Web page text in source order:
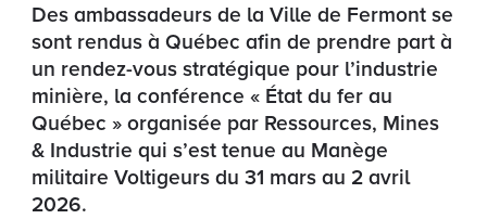
Des ambassadeurs de la Ville de Fermont se
sont rendus à Québec afin de prendre part à
un rendez-vous stratégique pour l’industrie
minière, la conférence « État du fer au
Québec » organisée par Ressources, Mines
& Industrie qui s’est tenue au Manège
militaire Voltigeurs du 31 mars au 2 avril
2026.